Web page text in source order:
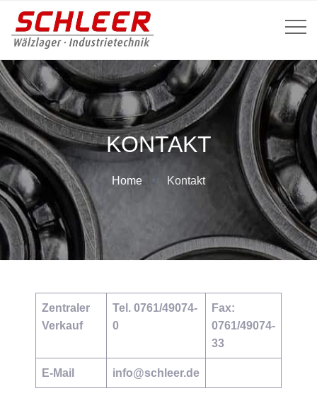
KONTAKT
Home Kontakt
Zentraler
Verkauf
Tel. 0761/49074-
0
Fax:
0761/49074-
33
E-Mail info@schleer.de